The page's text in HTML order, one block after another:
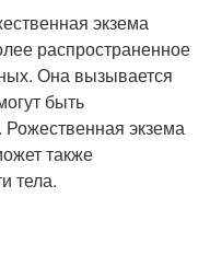
экзема
распространенное
Она вызывается
быть
экзема
также
тела.